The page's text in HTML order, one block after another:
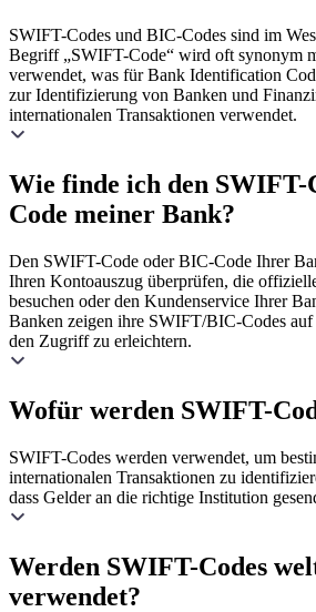
SWIFT-Codes und BIC-Codes sind im
Begriff „SWIFT-Code“ wird oft synonym
verwendet, was für Bank Identification
zur Identifizierung von Banken und
internationalen Transaktionen verwendet.
Wie finde ich den SWIFT-
Code meiner Bank?
Den SWIFT-Code oder BIC-Code Ihrer
Ihren Kontoauszug überprüfen, die
besuchen oder den Kundenservice Ihrer
Banken zeigen ihre SWIFT/BIC-Codes auf
den Zugriff zu erleichtern.
Wofür werden SWIFT-
SWIFT-Codes werden verwendet, um
internationalen Transaktionen zu
dass Gelder an die richtige Institution
Werden SWIFT-Codes
verwendet?